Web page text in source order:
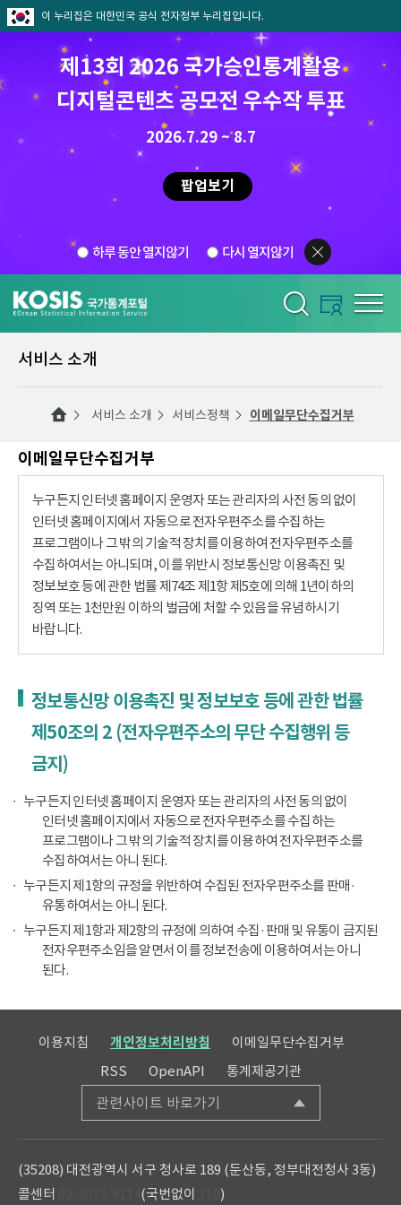
이 누리집은 대한민국 공식 전자정부 누리집입니다.
제13회 2026 국가승인통계활용
디지털콘텐츠 공모전 우수작 투표
2026.7.29 ~ 8.7
팝업보기
하루 동안 열지않기 다시 열지않기
서비스 소개
서비스 소개 서비스정책 이메일무단수집거부
이메일무단수집거부
누구든지 인터넷 홈페이지 운영자 또는 관리자의 사전 동의 없이
인터넷 홈페이지에서 자동으로 전자우편주소를 수집하는
프로그램이나 그 밖의 기술적 장치를 이용하여 전자우편주소를
수집하여서는 아니되며, 이를 위반시 정보통신망 이용촉진 및
정보보호 등에 관한 법률 제74조 제1항 제5호에 의해 1년이하의
징역 또는 1천만원 이하의 벌금에 처할 수 있음을 유념하시기
바랍니다.
정보통신망 이용촉진 및 정보보호 등에 관한 법률
제50조의 2 (전자우편주소의 무단 수집행위 등
금지)
누구든지 인터넷 홈페이지 운영자 또는 관리자의 사전 동의 없이
인터넷 홈페이지에서 자동으로 전자우편주소를 수집하는
프로그램이나 그 밖의 기술적 장치를 이용하여 전자우편주소를
수집하여서는 아니 된다.
누구든지 제1항의 규정을 위반하여 수집된 전자우편주소를 판매·
유통하여서는 아니 된다.
누구든지 제1항과 제2항의 규정에 의하여 수집·판매 및 유통이 금지된
전자우편주소임을 알면서 이를 정보전송에 이용하여서는 아니
된다.
이용지침 개인정보처리방침
이메일무단수집거부
RSS
OpenAPI 통계제공기관
관련사이트 바로가기
(35208) 대전광역시 서구 청사로 189 (둔산동, 정부대전청사 3동)
콜센터
(국번없이 )